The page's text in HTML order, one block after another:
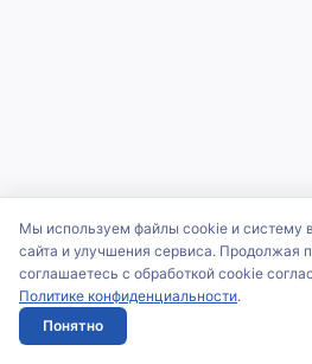
Мы используем файлы cookie и систему
сайта и улучшения сервиса. Продолжая
соглашаетесь с обработкой cookie
Политике конфиденциальности.
Понятно